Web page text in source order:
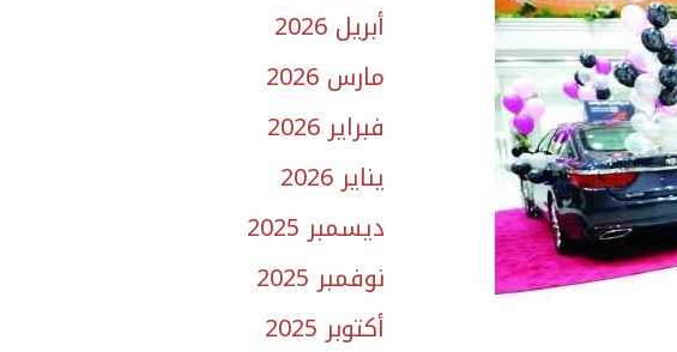
أبريل 2026
مارس 2026
فبراير 2026
يناير 2026
ديسمبر 2025
نوفمبر 2025
أكتوبر 2025